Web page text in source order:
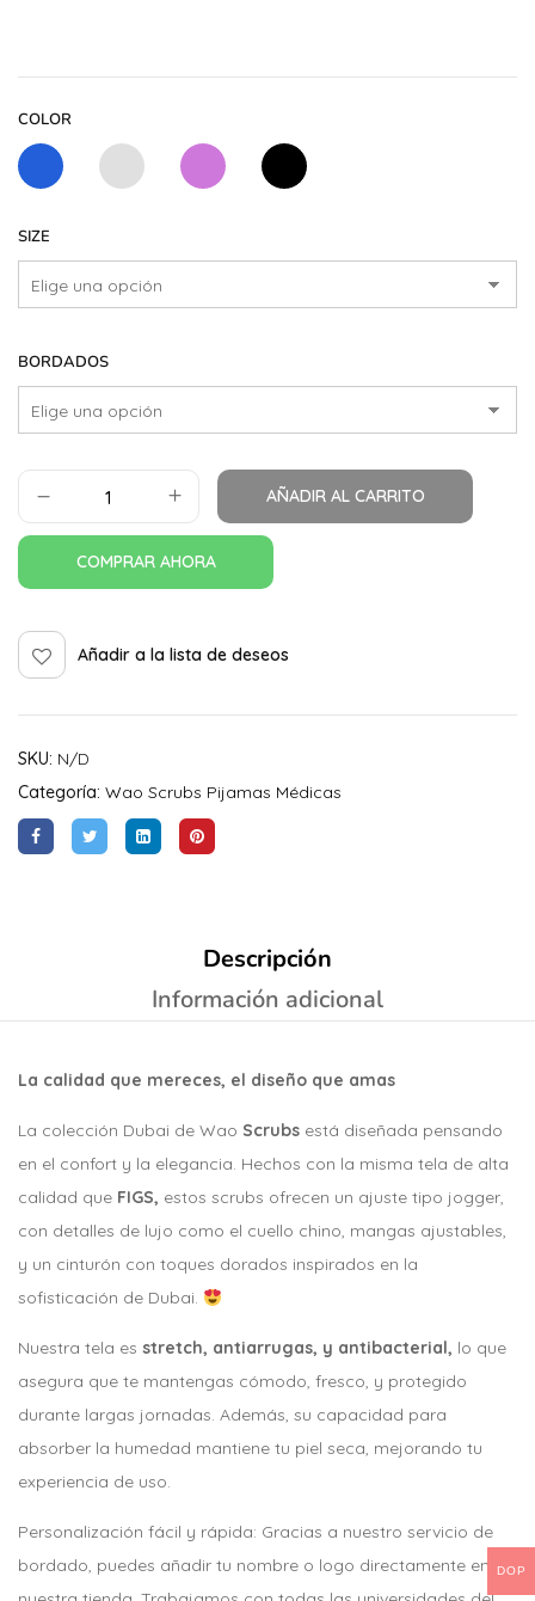
COLOR
SIZE
BORDADOS
AÑADIR AL CARRITO
COMPRAR AHORA
Añadir a la lista de deseos
SKU: N/D
Categoría: Wao Scrubs Pijamas Médicas
Descripción
Información adicional
La calidad que mereces, el diseño que amas
La colección Dubai de Wao Scrubs está diseñada pensando
en el confort y la elegancia. Hechos con la misma tela de alta
calidad que FIGS, estos scrubs ofrecen un ajuste tipo jogger,
con detalles de lujo como el cuello chino, mangas ajustables,
y un cinturón con toques dorados inspirados en la
sofisticación de Dubai.
Nuestra tela es stretch, antiarrugas, y antibacterial, lo que
asegura que te mantengas cómodo, fresco, y protegido
durante largas jornadas. Además, su capacidad para
absorber la humedad mantiene tu piel seca, mejorando tu
experiencia de uso.
Personalización fácil y rápida: Gracias a nuestro servicio de
bordado, puedes añadir tu nombre o logo directamente en
DOP